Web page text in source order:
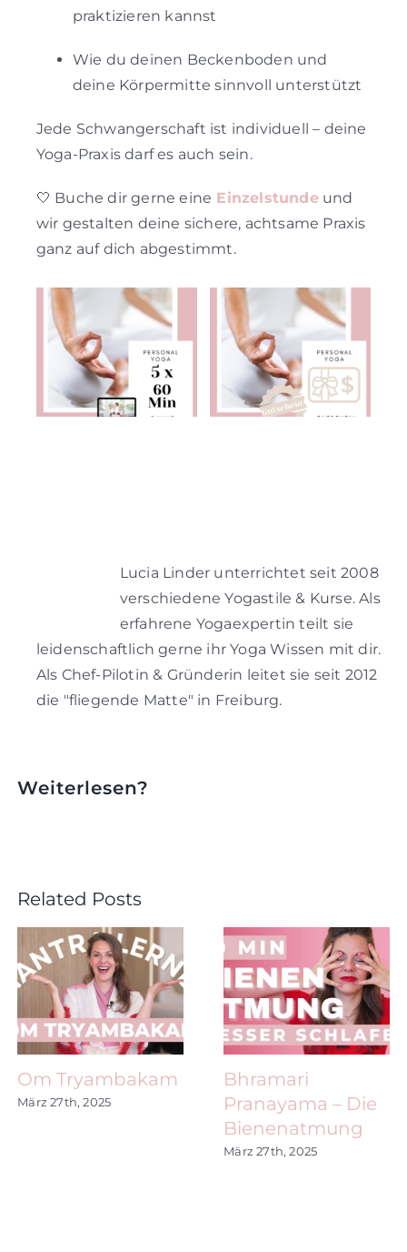
praktizieren kannst
Wie du deinen Beckenboden und
deine Körpermitte sinnvoll unterstützt
Jede Schwangerschaft ist individuell – deine
Yoga-Praxis darf es auch sein.
🤍 Buche dir gerne eine Einzelstundeund
wir gestalten deine sichere, achtsame Praxis
ganz auf dich abgestimmt.
Yoga Online 5
x 60 Min
Personal
Gutschein
Lucia Linder unterrichtet seit 2008
verschiedene Yogastile & Kurse. Als
erfahrene Yogaexpertin teilt sie
leidenschaftlich gerne ihr Yoga Wissen mit dir.
Als Chef-Pilotin & Gründerin leitet sie seit 2012
die "fliegende Matte" in Freiburg.
Weiterlesen?
Related Posts
Om Tryambakam
März 27th, 2025
Bhramari
Pranayama – Die
Bienenatmung
März 27th, 2025